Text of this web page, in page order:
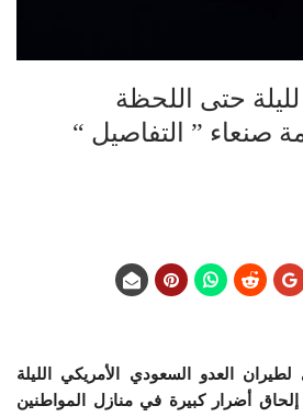
لليلة حتى اللحظة
صنعاء ” التفاصيل “
العدو السعودي الأمريكي الليلة
أضرار كبيرة في منازل المواطنين